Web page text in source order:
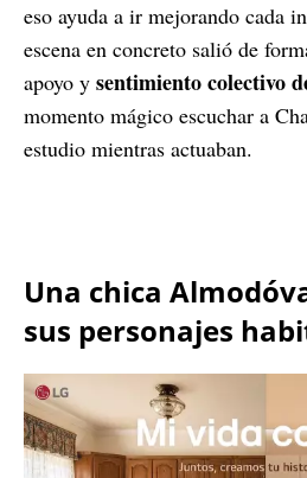
eso ayuda a ir mejorando cada
escena en concreto salió de
apoyo y sentimiento colectivo
momento mágico escuchar a
estudio mientras actuaban.
Una chica
sus personajes